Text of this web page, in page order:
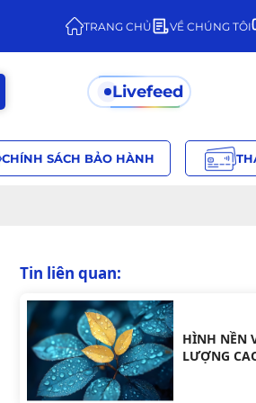
TRANG CHỦ VỀ CHÚNG TÔI
Livefeed
CHÍNH SÁCH BẢO HÀNH
Tin liên quan:
HÌNH NỀN
LƯỢNG